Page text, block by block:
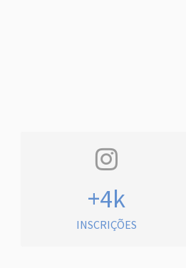
+4k
INSCRIÇÕES